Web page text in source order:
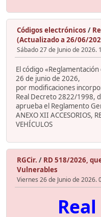
Códigos electrónicos /
(Actualizado a 26/06/
Sábado 27 de Junio de 2026.
El código
26 de junio de 2026,
por modificaciones
Real Decreto 2822/1998,
aprueba el Reglamento
ANEXO XII ACCESORIOS,
VEHÍCULOS
RGCir. / RD 518/2026,
Vulnerables
Viernes 26 de Junio de 2026.